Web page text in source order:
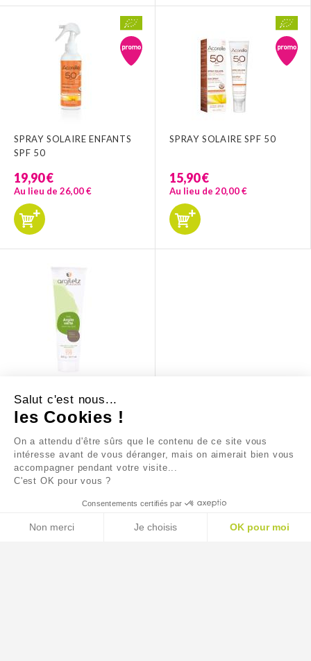
Salut c'est nous...
les Cookies !
On a attendu d'être sûrs que le contenu de ce site vous
intéresse avant de vous déranger, mais on aimerait bien vous
accompagner pendant votre visite...
C'est OK pour vous ?
Consentements certifiés par
Non merci Je choisis OK pour moi
SPRAY SOLAIRE ENFANTS
SPF 50
19,90 €
Au lieu de 26,00 €
SPRAY SOLAIRE SPF 50
15,90 €
Au lieu de 20,00 €
TUBE ARGILE VERTE 400G